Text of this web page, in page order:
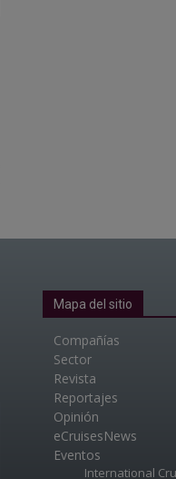
Mapa del sitio
Compañías
Sector
Revista
Reportajes
Opinión
eCruisesNews
Eventos
International